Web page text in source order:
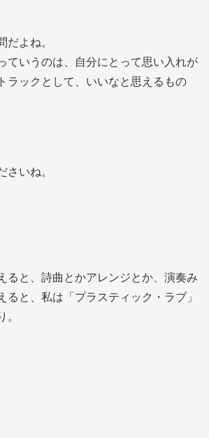
だよね。
ていうのは、自分にとって思い入れが
ラックとして、いいなと思えるもの
さいね。
ると、詩曲とかアレンジとか、演奏み
ると、私は「プラスティック・ラブ」
。